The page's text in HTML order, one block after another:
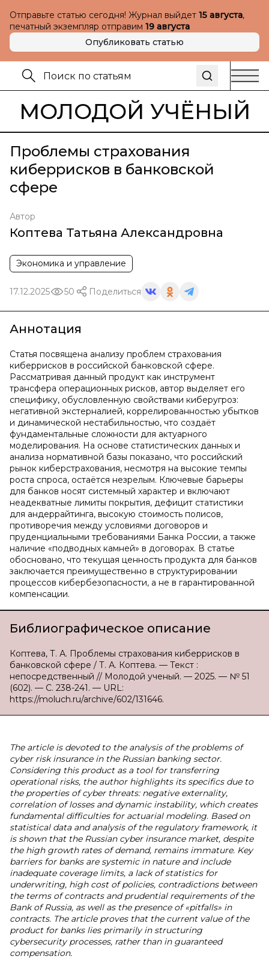
Отправьте статью сегодня! Журнал выйдет 15 августа,
печатный экземпляр отправим 19 августа
Опубликовать статью
МОЛОДОЙ УЧЁНЫЙ
Проблемы страхования
киберрисков в банковской
сфере
Автор
Коптева Татьяна Александровна
Экономика и управление
17.12.2025 50 Поделиться
Аннотация
Статья посвящена анализу проблем страхования
киберрисков в российской банковской сфере.
Рассматривая данный продукт как инструмент
трансфера операционных рисков, автор выделяет его
специфику, обусловленную свойствами киберугроз:
негативной экстерналией, коррелированностью убытков
и динамической нестабильностью, что создаёт
фундаментальные сложности для актуарного
моделирования. На основе статистических данных и
анализа нормативной базы показано, что российский
рынок киберстрахования, несмотря на высокие темпы
роста спроса, остаётся незрелым. Ключевые барьеры
для банков носят системный характер и включают
неадекватные лимиты покрытия, дефицит статистики
для андеррайтинга, высокую стоимость полисов,
противоречия между условиями договоров и
пруденциальными требованиями Банка России, а также
наличие «подводных камней» в договорах. В статье
обосновано, что текущая ценность продукта для банков
заключается преимущественно в структурировании
процессов кибербезопасности, а не в гарантированной
компенсации.
Библиографическое описание
Коптева, Т. А. Проблемы страхования киберрисков в
банковской сфере / Т. А. Коптева. — Текст :
непосредственный // Молодой ученый. — 2025. — № 51
(602). — С. 238-241. — URL:
https://moluch.ru/archive/602/131646.
The article is devoted to the analysis of the problems of
cyber risk insurance in the Russian banking sector.
Considering this product as a tool for transferring
operational risks, the author highlights its specifics due to
the properties of cyber threats: negative externality,
correlation of losses and dynamic instability, which creates
fundamental difficulties for actuarial modeling. Based on
statistical data and analysis of the regulatory framework, it
is shown that the Russian cyber insurance market, despite
the high growth rates of demand, remains immature. Key
barriers for banks are systemic in nature and include
inadequate coverage limits, a lack of statistics for
underwriting, high cost of policies, contradictions between
the terms of contracts and prudential requirements of the
Bank of Russia, as well as the presence of «pitfalls» in
contracts. The article proves that the current value of the
product for banks lies primarily in structuring
cybersecurity processes, rather than in guaranteed
compensation.